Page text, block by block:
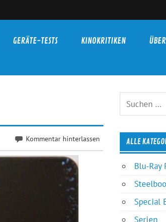
GERÄTE-TESTS KINOKRITIKEN
Kommentar hinterlassen ALLE
Blu-Ray
Special
Serien